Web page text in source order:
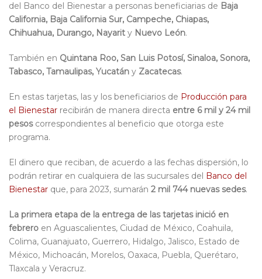
del Banco del Bienestar a personas beneficiarias de Baja
California, Baja California Sur, Campeche, Chiapas,
Chihuahua, Durango, Nayarit y Nuevo León.
También en Quintana Roo, San Luis Potosí, Sinaloa, Sonora,
Tabasco, Tamaulipas, Yucatán y Zacatecas.
En estas tarjetas, las y los beneficiarios de Producción para
el Bienestar recibirán de manera directa entre 6 mil y 24 mil
pesos correspondientes al beneficio que otorga este
programa.
El dinero que reciban, de acuerdo a las fechas dispersión, lo
podrán retirar en cualquiera de las sucursales del
Banco del
Bienestar que, para 2023, sumarán 2 mil 744 nuevas sedes.
La primera etapa de la entrega de las tarjetas inició en
febrero en Aguascalientes, Ciudad de México, Coahuila,
Colima, Guanajuato, Guerrero, Hidalgo, Jalisco, Estado de
México, Michoacán, Morelos, Oaxaca, Puebla, Querétaro,
Tlaxcala y Veracruz.